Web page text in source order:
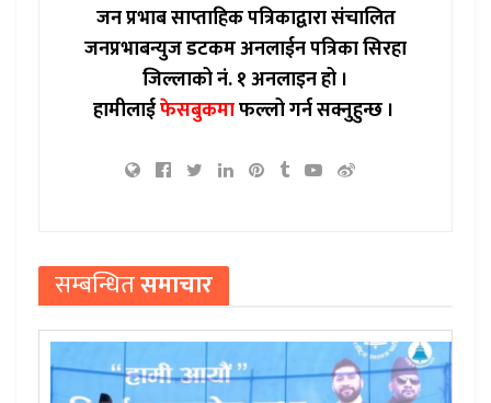
जन प्रभाब साप्ताहिक पत्रिकाद्वारा संचालित
जनप्रभाबन्युज डटकम अनलाईन पत्रिका सिरहा
जिल्लाको नं. १ अनलाइन हो ।
हामीलाईफेसबुकमाफल्लो गर्न सक्नुहुन्छ ।
सम्बन्धितसमाचार